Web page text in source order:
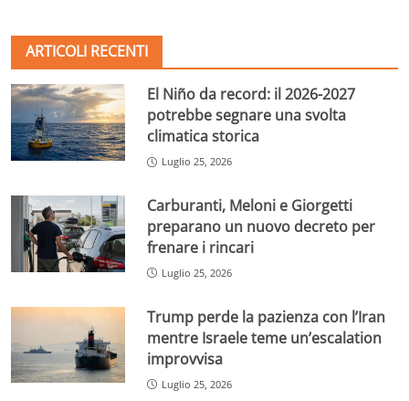
ARTICOLI RECENTI
El Niño da record: il 2026-2027
potrebbe segnare una svolta
climatica storica
Luglio 25, 2026
Carburanti, Meloni e Giorgetti
preparano un nuovo decreto per
frenare i rincari
Luglio 25, 2026
Trump perde la pazienza con l’Iran
mentre Israele teme un’escalation
improvvisa
Luglio 25, 2026